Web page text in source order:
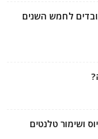
לחמש השנים